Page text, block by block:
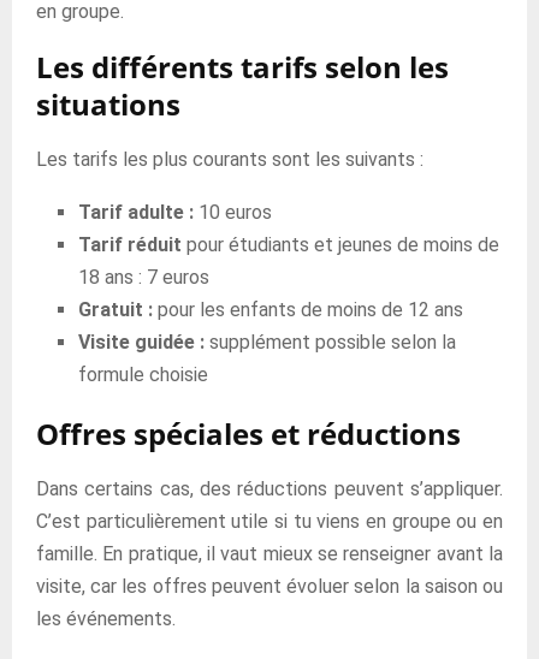
en groupe.
Les différents tarifs selon les
situations
Les tarifs les plus courants sont les suivants :
Tarif adulte : 10 euros
Tarif réduit pour étudiants et jeunes de moins de
18 ans : 7 euros
Gratuit : pour les enfants de moins de 12 ans
Visite guidée : supplément possible selon la
formule choisie
Offres spéciales et réductions
Dans certains cas, des réductions peuvent s’appliquer.
C’est particulièrement utile si tu viens en groupe ou en
famille. En pratique, il vaut mieux se renseigner avant la
visite, car les offres peuvent évoluer selon la saison ou
les événements.